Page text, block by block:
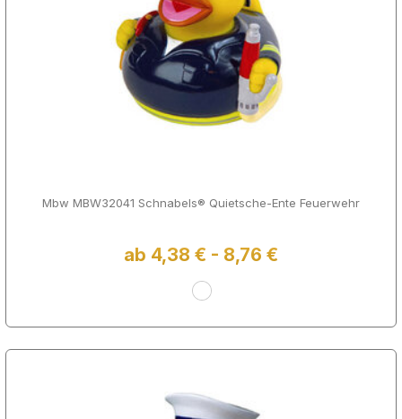
Mbw MBW32041 Schnabels® Quietsche-Ente Feuerwehr
ab 4,38 € - 8,76 €